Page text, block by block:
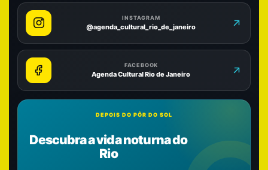
INSTAGRAM
@agenda_cultural_rio_de_janeiro
FACEBOOK
Agenda Cultural Rio de Janeiro
DEPOIS DO PÔR DO SOL
Descubra a vida noturna do
Rio